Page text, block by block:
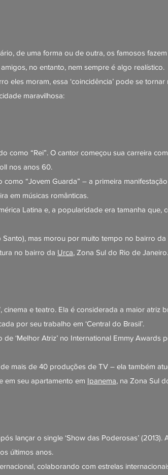
de uma forma ou de outra, os famosos
no entanto, nem sempre é algo realístico.
eles moram, essa ‘coincidência’ pode se
maravilhosa:
como “Rei”. O cantor começou sua carreira
nos anos 60.
“Jovem Guarda” – a primeira
em músicas românticas.
Latina e, a popularidade era tamanha que,
mas morou por muito tempo no bairro
no bairro da Urca, Zona Sul do Rio de Janeiro.
e teatro. Ela é considerada a maior atriz
por seu trabalho em ‘Central do Brasil’.
‘Melhor Atriz’ no International Emmy Awards
mais de 40 produções de TV – ela também
em seu apartamento em Ipanema, na Zona Sul
lançar o single ‘Show das Poderosas’ (2013).
últimos anos.
colaborando com estrelas